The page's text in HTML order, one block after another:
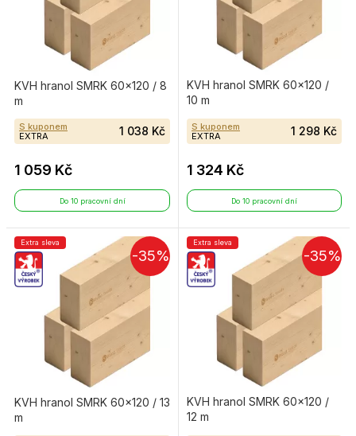
KVH hranol SMRK 60×120 / 8
m
S kuponem
EXTRA
1 038 Kč
1 059 Kč
Do 10 pracovní dní
KVH hranol SMRK 60×120 /
10 m
S kuponem
EXTRA
1 298 Kč
1 324 Kč
Do 10 pracovní dní
-35%
Extra sleva
KVH hranol SMRK 60×120 / 13
m
-35%
Extra sleva
KVH hranol SMRK 60×120 /
12 m